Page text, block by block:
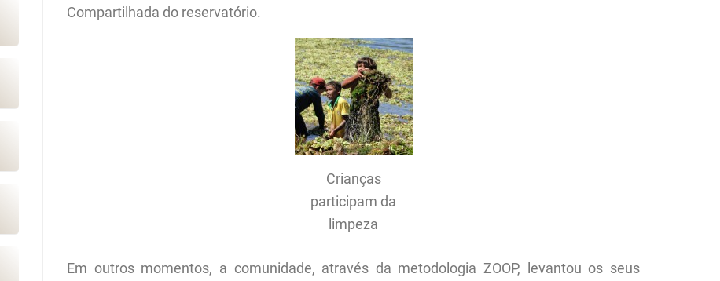
Compartilhada do reservatório.
Crianças
participam da
limpeza
Em outros momentos, a comunidade, através da metodologia ZOOP, levantou os seus